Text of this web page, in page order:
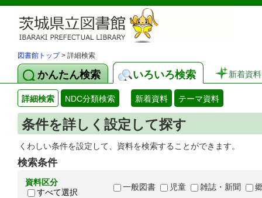
図書館トップ> 詳細検索
かんたん検索 いろいろ検索 新着資料
詳細検索 NDC分類検索 新着資料 テーマ資料
条件を詳しく設定して探す
くわしい条件を設定して、資料を検索することができます。
検索条件
資料区分
すべて選択
一般図書 児童 雑誌・新聞